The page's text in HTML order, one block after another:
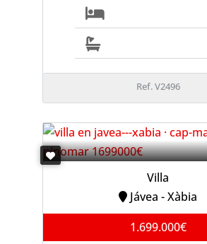
Ref. V2496
Villa
Jávea - Xàbia
1.699.000€